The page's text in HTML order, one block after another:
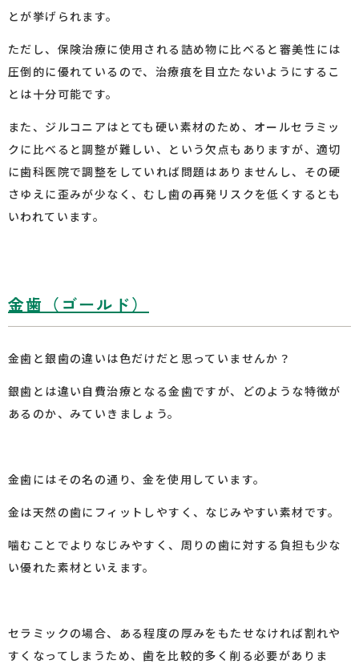
とが挙げられます。
ただし、保険治療に使用される詰め物に比べると審美性には
圧倒的に優れているので、治療痕を目立たないようにするこ
とは十分可能です。
また、ジルコニアはとても硬い素材のため、オールセラミッ
クに比べると調整が難しい、という欠点もありますが、適切
に歯科医院で調整をしていれば問題はありませんし、その硬
さゆえに歪みが少なく、むし歯の再発リスクを低くするとも
いわれています。
金歯（ゴールド）
金歯と銀歯の違いは色だけだと思っていませんか？
銀歯とは違い自費治療となる金歯ですが、どのような特徴が
あるのか、みていきましょう。
金歯にはその名の通り、金を使用しています。
金は天然の歯にフィットしやすく、なじみやすい素材です。
噛むことでよりなじみやすく、周りの歯に対する負担も少な
い優れた素材といえます。
セラミックの場合、ある程度の厚みをもたせなければ割れや
すくなってしまうため、歯を比較的多く削る必要がありま